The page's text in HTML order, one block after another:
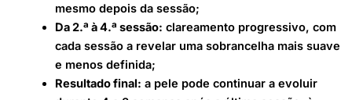
mesmo depois da sessão;
Da 2.ª à 4.ª sessão: clareamento progressivo, com
cada sessão a revelar uma sobrancelha mais suave
e menos definida;
Resultado final: a pele pode continuar a evoluir